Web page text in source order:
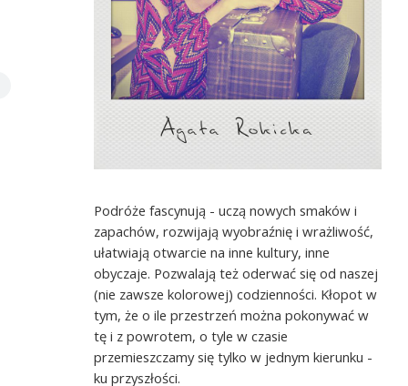
Podróże fascynują - uczą nowych smaków i
zapachów, rozwijają wyobraźnię i wrażliwość,
ułatwiają otwarcie na inne kultury, inne
obyczaje. Pozwalają też oderwać się od naszej
(nie zawsze kolorowej) codzienności. Kłopot w
tym, że o ile przestrzeń można pokonywać w
tę i z powrotem, o tyle w czasie
przemieszczamy się tylko w jednym kierunku -
ku przyszłości.